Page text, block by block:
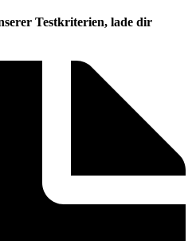
Testkriterien, lade dir